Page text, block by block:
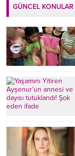
GÜNCEL KONULAR